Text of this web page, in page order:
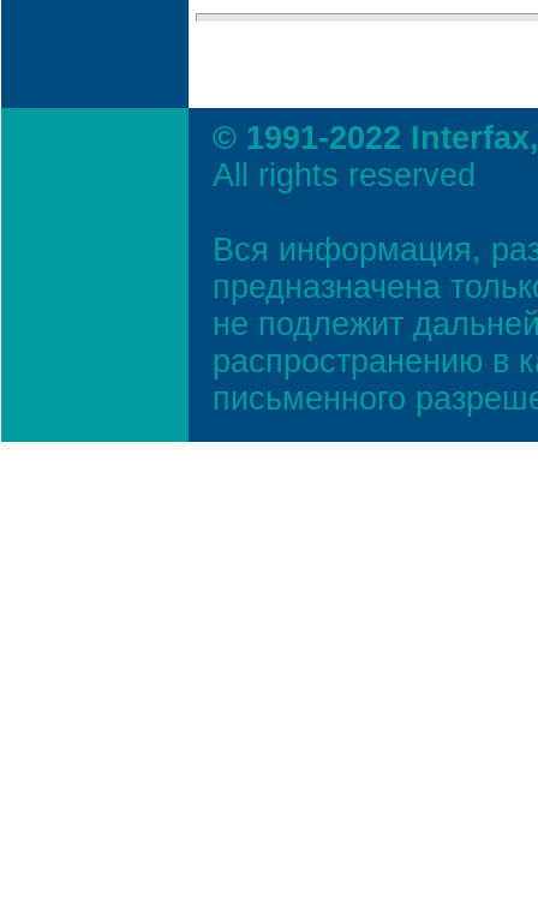
© 1991-2022
All rights reserved
Вся информация,
предназначена
не подлежит
распространению в
письменного